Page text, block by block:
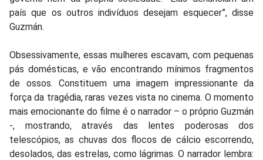
país que os outros indivíduos desejam esquecer”, disse
Guzmán.
Obsessivamente, essas mulheres escavam, com pequenas
pás domésticas, e vão encontrando mínimos fragmentos
de ossos. Constituem uma imagem impressionante da
força da tragédia, raras vezes vista no cinema. O momento
mais emocionante do filme é o narrador – o próprio Guzmán
-, mostrando, através das lentes poderosas dos
telescópios, as chuvas dos flocos de cálcio escorrendo,
desolados, das estrelas, como lágrimas. O narrador lembra: